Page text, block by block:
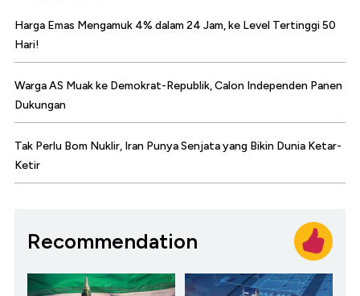
Harga Emas Mengamuk 4% dalam 24 Jam, ke Level Tertinggi 50
Hari!
Warga AS Muak ke Demokrat-Republik, Calon Independen Panen
Dukungan
Tak Perlu Bom Nuklir, Iran Punya Senjata yang Bikin Dunia Ketar-
Ketir
Recommendation